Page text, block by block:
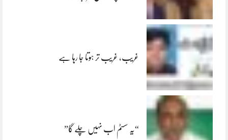
غریب، غریب تر ہوتا جا رہا ہے
“یہ سسٹم اب نہیں چلے گا”